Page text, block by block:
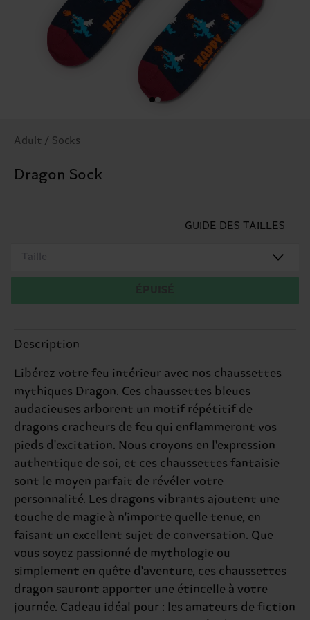
Adult / Socks
Dragon Sock
GUIDE DES TAILLES
Taille
Description
Libérez votre feu intérieur avec nos chaussettes
mythiques Dragon. Ces chaussettes bleues
audacieuses arborent un motif répétitif de
dragons cracheurs de feu qui enflammeront vos
pieds d'excitation. Nous croyons en l'expression
authentique de soi, et ces chaussettes fantaisie
sont le moyen parfait de révéler votre
personnalité. Les dragons vibrants ajoutent une
touche de magie à n'importe quelle tenue, en
faisant un excellent sujet de conversation. Que
vous soyez passionné de mythologie ou
simplement en quête d'aventure, ces chaussettes
dragon sauront apporter une étincelle à votre
journée. Cadeau idéal pour : les amateurs de fiction